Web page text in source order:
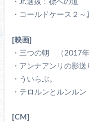
・コールドケース２～
[映画]
・三つの朝 （2017
・アンナアンリの影送
・ういらぶ。
・テロルンとルンルン
[CM]